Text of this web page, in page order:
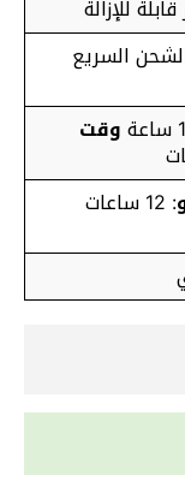
للإزالة
السريع
وقت
: 12 ساعات